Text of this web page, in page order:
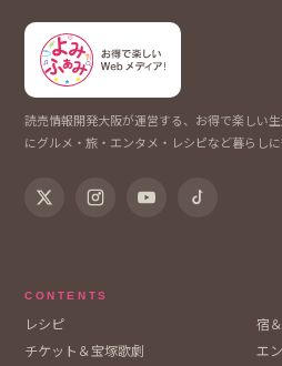
読売情報開発大阪が運営する、お得で楽しい
にグルメ・旅・エンタメ・レシピなど暮らし
CONTENTS
レシピ
宿
チケット＆宝塚歌劇
エ